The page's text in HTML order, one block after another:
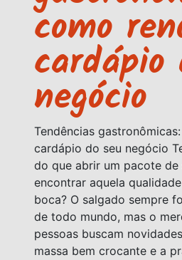
como
cardápio
negócio
Tendências
cardápio do seu negócio
do que abrir um pacote de
encontrar aquela
boca? O salgado sempre
de todo mundo, mas o
pessoas buscam
massa bem crocante e a